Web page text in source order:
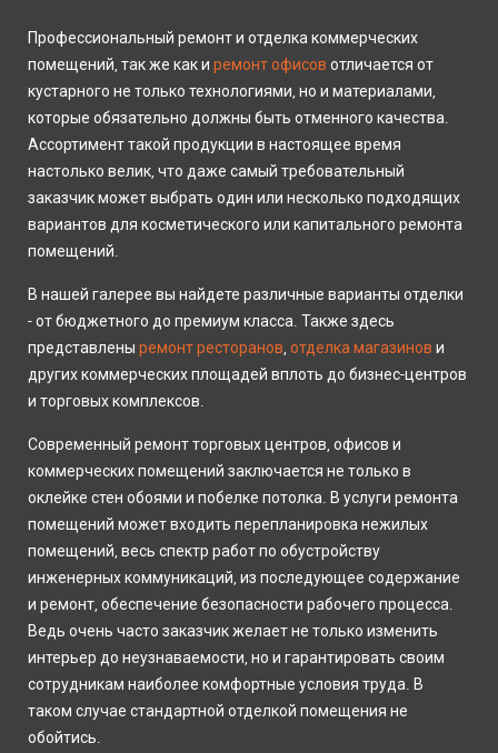
Профессиональный ремонт и отделка коммерческих
помещений, так же как и ремонт офисов отличается от
кустарного не только технологиями, но и материалами,
которые обязательно должны быть отменного качества.
Ассортимент такой продукции в настоящее время
настолько велик, что даже самый требовательный
заказчик может выбрать один или несколько подходящих
вариантов для косметического или капитального ремонта
помещений.
В нашей галерее вы найдете различные варианты отделки
- от бюджетного до премиум класса. Также здесь
представлены ремонт ресторанов, отделка магазинов и
других коммерческих площадей вплоть до бизнес-центров
и торговых комплексов.
Современный ремонт торговых центров, офисов и
коммерческих помещений заключается не только в
оклейке стен обоями и побелке потолка. В услуги ремонта
помещений может входить перепланировка нежилых
помещений, весь спектр работ по обустройству
инженерных коммуникаций, из последующее содержание
и ремонт, обеспечение безопасности рабочего процесса.
Ведь очень часто заказчик желает не только изменить
интерьер до неузнаваемости, но и гарантировать своим
сотрудникам наиболее комфортные условия труда. В
таком случае стандартной отделкой помещения не
обойтись.